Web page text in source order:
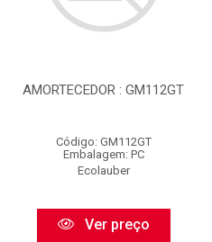
AMORTECEDOR : GM112GT
Código: GM112GT
Embalagem: PC
Ecolauber
Ver preço